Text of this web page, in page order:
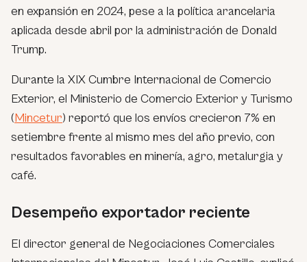
en expansión en 2024, pese a la política arancelaria
aplicada desde abril por la administración de Donald
Trump.
Durante la XIX Cumbre Internacional de Comercio
Exterior, el Ministerio de Comercio Exterior y Turismo
(Mincetur) reportó que los envíos crecieron 7% en
setiembre frente al mismo mes del año previo, con
resultados favorables en minería, agro, metalurgia y
café.
Desempeño exportador reciente
El director general de Negociaciones Comerciales